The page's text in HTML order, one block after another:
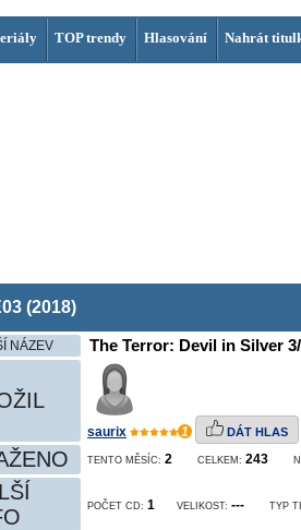
TOP trendy Hlasování Nahrát
(2018)
NÁZEV The Terror: Devil in Silver
saurix 1 DÁT HLAS
TENTO MĚSÍC: 2 CELKEM: 243
POČET CD: 1 VELIKOST: --- TYP